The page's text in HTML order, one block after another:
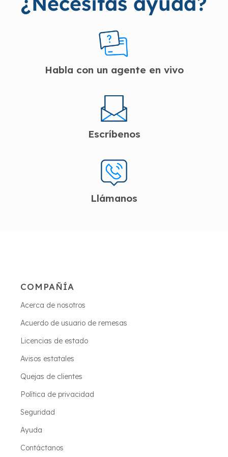
Habla con un agente en vivo
Escríbenos
Llámanos
COMPAÑÍA
Acerca de nosotros
Acuerdo de usuario de remesas
Licencias de estado
Avisos estatales
Quejas de clientes
Política de privacidad
Seguridad
Ayuda
Contáctanos